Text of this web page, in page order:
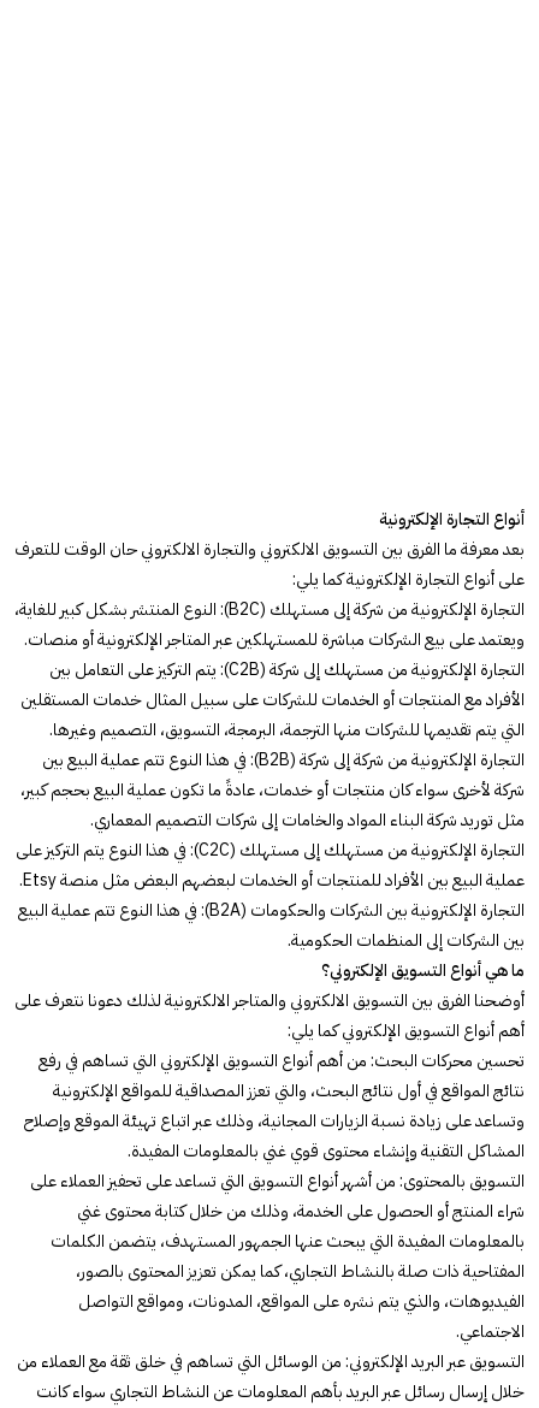
أنواع التجارة الإلكترونية
بعد معرفة ما الفرق بين التسويق الالكتروني والتجارة الالكتروني حان الوقت للتعرف
على أنواع التجارة الإلكترونية كما يلي:
التجارة الإلكترونية من شركة إلى مستهلك (B2C): النوع المنتشر بشكل كبير للغاية،
ويعتمد على بيع الشركات مباشرة للمستهلكين عبر المتاجر الإلكترونية أو منصات.
التجارة الإلكترونية من مستهلك إلى شركة (C2B): يتم التركيز على التعامل بين
الأفراد مع المنتجات أو الخدمات للشركات على سبيل المثال خدمات المستقلين
التي يتم تقديمها للشركات منها الترجمة، البرمجة، التسويق، التصميم وغيرها.
التجارة الإلكترونية من شركة إلى شركة (B2B): في هذا النوع تتم عملية البيع بين
شركة لأخرى سواء كان منتجات أو خدمات، عادةً ما تكون عملية البيع بحجم كبير،
مثل توريد شركة البناء المواد والخامات إلى شركات التصميم المعماري.
التجارة الإلكترونية من مستهلك إلى مستهلك (C2C): في هذا النوع يتم التركيز على
عملية البيع بين الأفراد للمنتجات أو الخدمات لبعضهم البعض مثل منصة Etsy.
التجارة الإلكترونية بين الشركات والحكومات (B2A): في هذا النوع تتم عملية البيع
بين الشركات إلى المنظمات الحكومية.
ما هي أنواع التسويق الإلكتروني؟
أوضحنا الفرق بين التسويق الالكتروني والمتاجر الالكترونية لذلك دعونا نتعرف على
أهم أنواع التسويق الإلكتروني كما يلي:
تحسين محركات البحث: من أهم أنواع التسويق الإلكتروني التي تساهم في رفع
نتائج المواقع في أول نتائج البحث، والتي تعزز المصداقية للمواقع الإلكترونية
وتساعد على زيادة نسبة الزيارات المجانية، وذلك عبر اتباع تهيئة الموقع وإصلاح
المشاكل التقنية وإنشاء محتوى قوي غني بالمعلومات المفيدة.
التسويق بالمحتوى: من أشهر أنواع التسويق التي تساعد على تحفيز العملاء على
شراء المنتج أو الحصول على الخدمة، وذلك من خلال كتابة محتوى غني
بالمعلومات المفيدة التي يبحث عنها الجمهور المستهدف، يتضمن الكلمات
المفتاحية ذات صلة بالنشاط التجاري، كما يمكن تعزيز المحتوى بالصور،
الفيديوهات، والذي يتم نشره على المواقع، المدونات، ومواقع التواصل
الاجتماعي.
التسويق عبر البريد الإلكتروني: من الوسائل التي تساهم في خلق ثقة مع العملاء من
خلال إرسال رسائل عبر البريد بأهم المعلومات عن النشاط التجاري سواء كانت